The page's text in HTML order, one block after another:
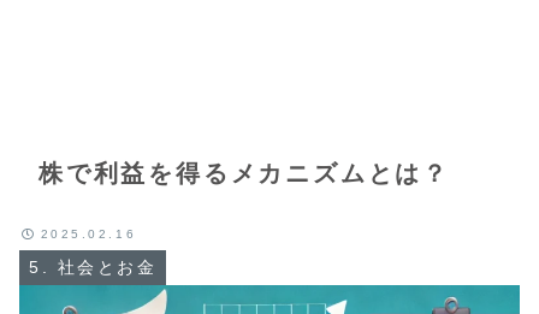
株で利益を得るメカニズムとは？
5. 社会とお金
2025.02.16